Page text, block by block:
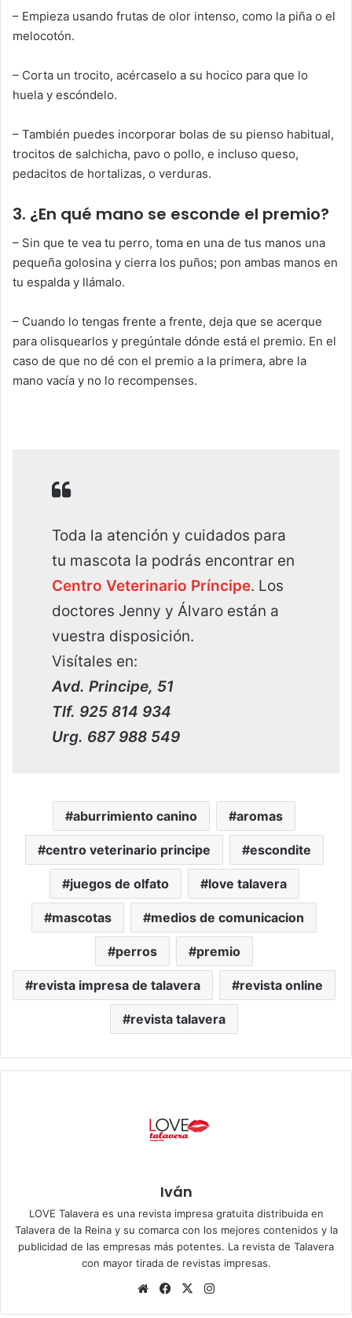
– Empieza usando frutas de olor intenso, como la piña o el
melocotón.
– Corta un trocito, acércaselo a su hocico para que lo
huela y escóndelo.
– También puedes incorporar bolas de su pienso habitual,
trocitos de salchicha, pavo o pollo, e incluso queso,
pedacitos de hortalizas, o verduras.
3. ¿En qué mano se esconde el premio?
– Sin que te vea tu perro, toma en una de tus manos una
pequeña golosina y cierra los puños; pon ambas manos en
tu espalda y llámalo.
– Cuando lo tengas frente a frente, deja que se acerque
para olisquearlos y pregúntale dónde está el premio. En el
caso de que no dé con el premio a la primera, abre la
mano vacía y no lo recompenses.
Toda la atención y cuidados para
tu mascota la podrás encontrar en
Centro Veterinario Príncipe. Los
doctores Jenny y Álvaro están a
vuestra disposición.
Visítales en:
Avd. Principe, 51
Tlf. 925 814 934
Urg. 687 988 549
aburrimiento canino aromas
centro veterinario principe escondite
juegos de olfato love talavera
mascotas medios de comunicacion
perros premio
revista impresa de talavera revista online
revista talavera
Iván
LOVE Talavera es una revista impresa gratuita distribuida en
Talavera de la Reina y su comarca con los mejores contenidos y la
publicidad de las empresas más potentes. La revista de Talavera
con mayor tirada de revistas impresas.
Siti
Fa
X